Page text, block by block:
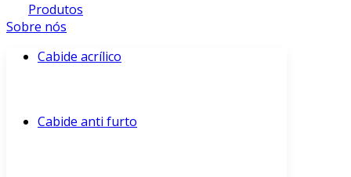
Produtos
Sobre nós
Cabide acrílico
Cabide anti furto